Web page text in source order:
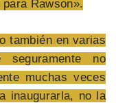
Rawson».
también en varias
seguramente no
muchas veces
inaugurarla, no la